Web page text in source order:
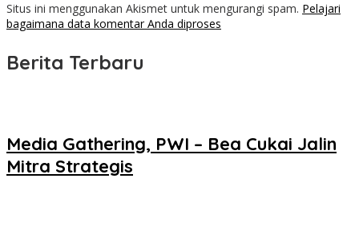
Situs ini menggunakan Akismet untuk mengurangi spam. Pelajari
bagaimana data komentar Anda diproses
Berita Terbaru
Media Gathering, PWI – Bea Cukai Jalin
Mitra Strategis